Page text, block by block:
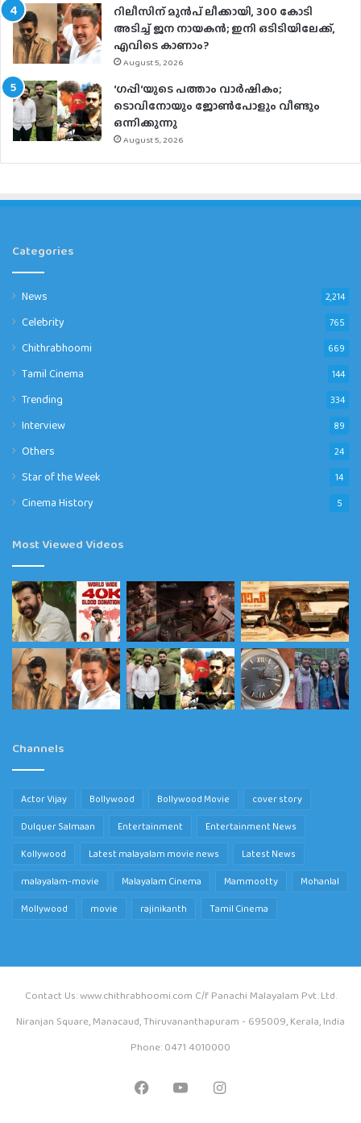
റിലീസിന് മുൻപ് ലീക്കായി, 300 കോടി
അടിച്ച് ജന നായകൻ; ഇനി ഒടിടിയിലേക്ക്,
എവിടെ കാണാം?
August 5, 2026
‘ഗപ്പി‘യുടെ പത്താം വാർഷികം;
ടൊവിനോയും ജോൺപോളും വീണ്ടും
ഒന്നിക്കുന്നു
August 5, 2026
Categories
News 2,214
Celebrity 765
Chithrabhoomi 669
Tamil Cinema 144
Trending 334
Interview 89
Others 24
Star of the Week 14
Cinema History 5
Most Viewed Videos
Channels
Actor Vijay Bollywood Bollywood Movie
cover story
Dulquer Salmaan
Entertainment
Entertainment News
Kollywood
Latest malayalam movie news
Latest News
malayalam-movie
Malayalam Cinema Mammootty
Mohanlal
Mollywood
movie rajinikanth Tamil Cinema
Contact Us: www.chithrabhoomi.com C/f Panachi Malayalam Pvt. Ltd.
Niranjan Square, Manacaud, Thiruvananthapuram - 695009, Kerala, India
Phone: 0471 4010000
FacebookYouTubeInstagram